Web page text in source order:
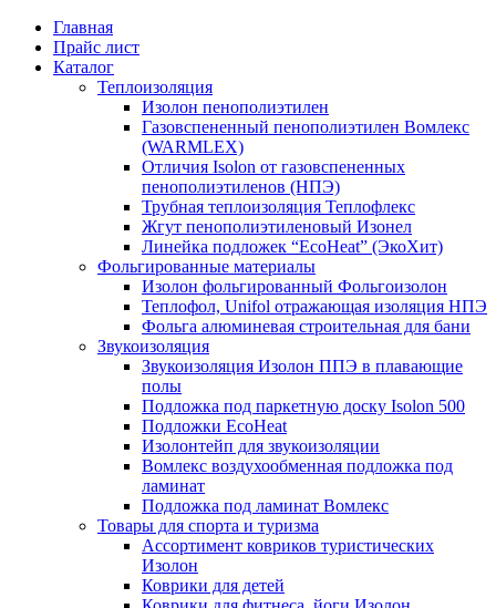
Главная
Прайс лист
Каталог
Теплоизоляция
Изолон пенополиэтилен
Газовспененный пенополиэтилен Вомлекс
(WARMLEX)
Отличия Isolon от газовспененных
пенополиэтиленов (НПЭ)
Трубная теплоизоляция Теплофлекс
Жгут пенополиэтиленовый Изонел
Линейка подложек “EcoHeat” (ЭкоХит)
Фольгированные материалы
Изолон фольгированный Фольгоизолон
Теплофол, Unifol отражающая изоляция НПЭ
Фольга алюминевая строительная для бани
Звукоизоляция
Звукоизоляция Изолон ППЭ в плавающие
полы
Подложка под паркетную доску Isolon 500
Подложки EcoHeat
Изолонтейп для звукоизоляции
Вомлекс воздухообменная подложка под
ламинат
Подложка под ламинат Вомлекс
Товары для спорта и туризма
Ассортимент ковриков туристических
Изолон
Коврики для детей